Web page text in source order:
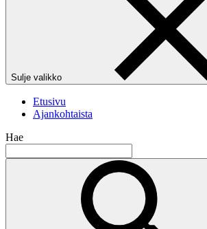
Sulje valikko
Etusivu
Ajankohtaista
Hae